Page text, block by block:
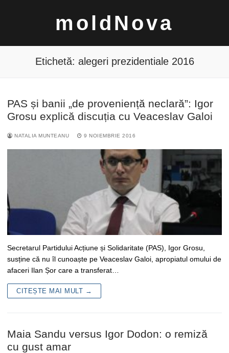
moldNova
Caută
Etichetă: alegeri prezidentiale 2016
PAS și banii „de proveniență neclară”: Igor
Grosu explică discuția cu Veaceslav Galoi
NATALIA MUNTEANU 9 NOIEMBRIE 2016
Secretarul Partidului Acțiune și Solidaritate (PAS), Igor Grosu,
susține că nu îl cunoaște pe Veaceslav Galoi, apropiatul omului de
afaceri Ilan Șor care a transferat…
CITEȘTE MAI MULT →
Maia Sandu versus Igor Dodon: o remiză
cu gust amar